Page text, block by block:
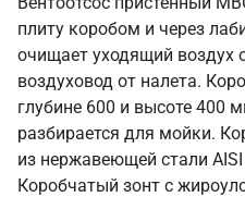
плиту коробом и через
очищает уходящий воздух
воздуховод от налета.
глубине 600 и высоте 400
разбирается для мойки.
из нержавеющей стали
Коробчатый зонт с